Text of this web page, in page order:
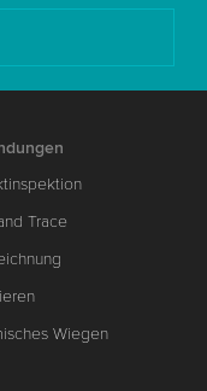
Trace
Wiegen